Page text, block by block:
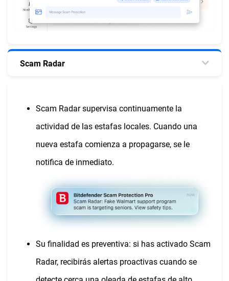
Scam Radar
Scam Radar supervisa continuamente la
actividad de las estafas locales. Cuando una
nueva estafa comienza a propagarse, se le
notifica de inmediato.
Su finalidad es preventiva: si has activado Scam
Radar, recibirás alertas proactivas cuando se